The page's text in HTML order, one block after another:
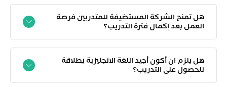
هل تمنح الشركة المستضيفة للمتدربين فرصة
العمل بعد إكمال فترة التدريب؟
هل يلزم ان أكون أجيد اللغة الانجليزية بطلاقة
للحصول على التدريب؟